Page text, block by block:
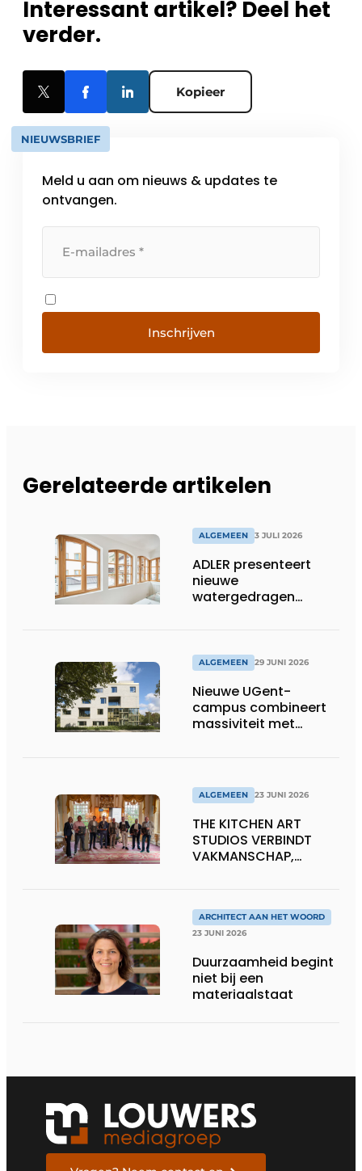
Interessant artikel? Deel het
verder.
Kopieer
NIEUWSBRIEF
Meld u aan om nieuws & updates te
ontvangen.
Inschrijven
Gerelateerde artikelen
ALGEMEEN 3 JULI 2026
ADLER presenteert
nieuwe
watergedragen
ALGEMEEN 29 JUNI 2026
Nieuwe UGent-
campus combineert
massiviteit met
ALGEMEEN 23 JUNI 2026
THE KITCHEN ART
STUDIOS VERBINDT
VAKMANSCHAP,
DE LEEFKEUKEN VAN DE
TOEKOMST
ARCHITECT AAN HET WOORD
23 JUNI 2026
Duurzaamheid begint
niet bij een
materiaalstaat